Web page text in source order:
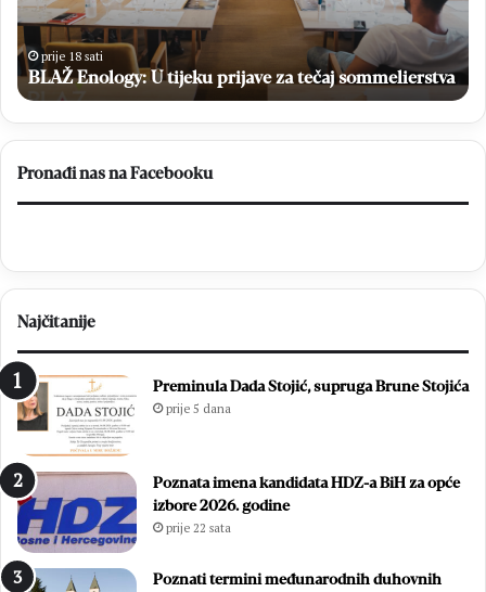
sommelierstva
lige
i
plasman
u
Prvu
ligu
FBiH
prije 18 sati
Matej Rozić: “Cilj Brotnja je osvajanje lige
Prvu ligu FBiH
Pronađi nas na Facebooku
Najčitanije
Preminula Dada Stojić, supruga Brune Stojića
prije 5 dana
Poznata imena kandidata HDZ-a BiH za opće
izbore 2026. godine
prije 22 sata
Poznati termini međunarodnih duhovnih